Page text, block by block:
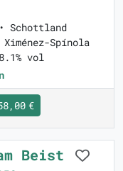
Schottland
Spínola
vol
€
Beist